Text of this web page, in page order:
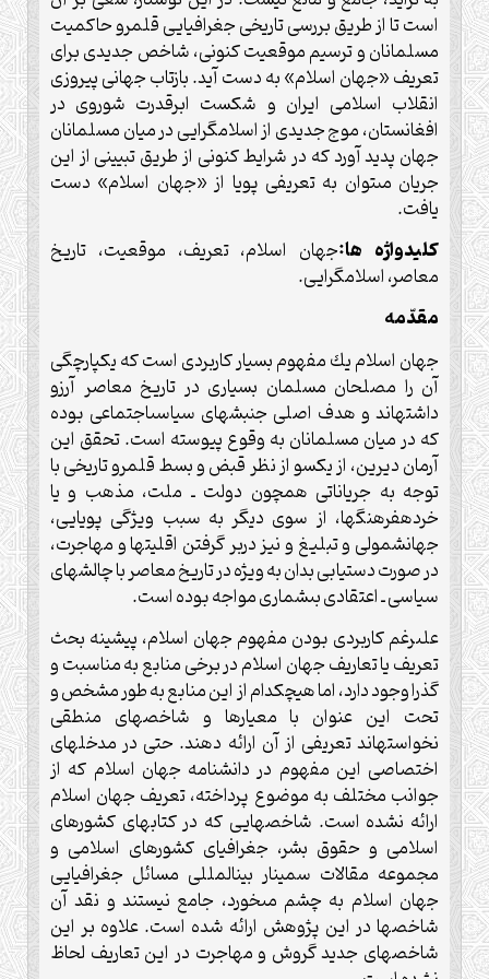
است تا از طريق بررسى تاريخى جغرافيايى قلمرو حاكميت
مسلمانان و ترسيم موقعيت كنونى، شاخص جديدى براى
تعريف «جهان اسلام» به دست آيد. بازتاب جهانى پيروزى
انقلاب اسلامى ايران و شكست ابرقدرت شوروى در
افغانستان، موج جديدى از اسلام‏گرايى در ميان مسلمانان
جهان پديد آورد كه در شرايط كنونى از طريق تبيينى از اين
جريان مى‏توان به تعريفى پويا از «جهان اسلام» دست
يافت.
كليدواژه‏ ها:جهان اسلام، تعريف، موقعيت، تاريخ
معاصر، اسلام‏گرايى.
مقدّمه
جهان اسلام يك مفهوم بسيار كاربردى است كه يك‏پارچگى
آن را مصلحان مسلمان بسيارى در تاريخ معاصر آرزو
داشته‏اند و هدف اصلى جنبش‏هاى سياسى‏اجتماعى بوده
كه در ميان مسلمانان به وقوع پيوسته است. تحقق اين
آرمان ديرين، از يك‏سو از نظر قبض و بسط قلمرو تاريخى با
توجه به جرياناتى همچون دولت ـ ملت، مذهب و يا
خرده‏فرهنگ‏ها، از سوى ديگر به سبب ويژگى پويايى،
جهان‏شمولى و تبليغ و نيز دربر گرفتن اقليت‏ها و مهاجرت،
در صورت دست‏يابى بدان به ويژه در تاريخ معاصر با چالش‏هاى
سياسى ـ اعتقادى بى‏شمارى مواجه بوده است.
على‏رغم كاربردى بودن مفهوم جهان اسلام، پيشينه بحث
تعريف يا تعاريف جهان اسلام در برخى منابع به مناسبت و
گذرا وجود دارد، اما هيچ‏كدام از اين منابع به طور مشخص و
تحت اين عنوان با معيارها و شاخص‏هاى منطقى
نخواسته‏اند تعريفى از آن ارائه دهند. حتى در مدخل‏هاى
اختصاصى اين مفهوم در دانشنامه جهان اسلام كه از
جوانب مختلف به موضوع پرداخته، تعريف جهان اسلام
ارائه نشده است. شاخص‏هايى كه در كتاب‏هاى كشورهاى
اسلامى و حقوق بشر، جغرافياى كشورهاى اسلامى و
مجموعه مقالات سمينار بين‏المللى مسائل جغرافيايى
جهان اسلام به چشم مى‏خورد، جامع نيستند و نقد آن
شاخص‏ها در اين پژوهش ارائه شده است. علاوه بر اين
شاخص‏هاى جديد گروش و مهاجرت در اين تعاريف لحاظ